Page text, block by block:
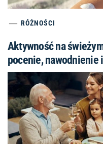
RÓŻNOŚCI
Aktywność na
pocenie, nawodnienie